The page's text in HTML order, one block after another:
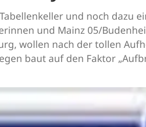
und noch dazu
und Mainz 05/
wollen nach der tollen
baut auf den Faktor